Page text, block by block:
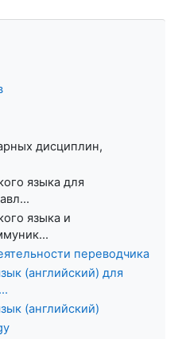
дисциплин,
языка для
языка и
переводчика
(английский) для
(английский)